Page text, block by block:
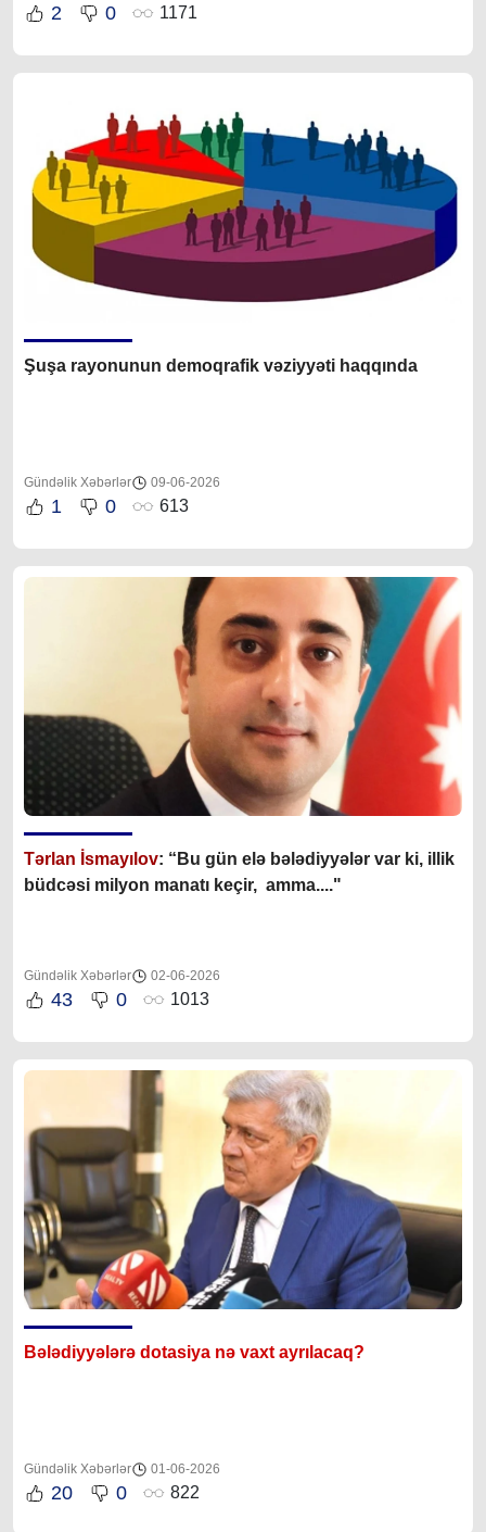
2 0 1171
Şuşa rayonunun demoqrafik vəziyyəti haqqında
Gündəlik Xəbərlər 09-06-2026
1 0 613
Tərlan İsmayılov: “Bu gün elə bələdiyyələr var ki, illik
büdcəsi milyon manatı keçir, amma...."
Gündəlik Xəbərlər 02-06-2026
43 0 1013
Bələdiyyələrə dotasiya nə vaxt ayrılacaq?
Gündəlik Xəbərlər 01-06-2026
20 0 822